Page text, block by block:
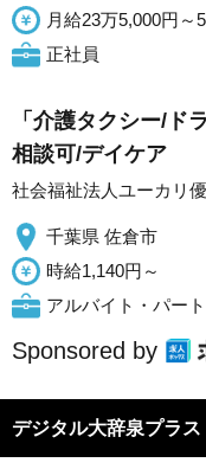
月給23万5,000円～
正社員
「介護タクシー/ド
相談可/デイケア
社会福祉法人ユーカリ
千葉県 佐倉市
時給1,140円～
アルバイト・パート
Sponsored by
デジタル大辞泉プラス